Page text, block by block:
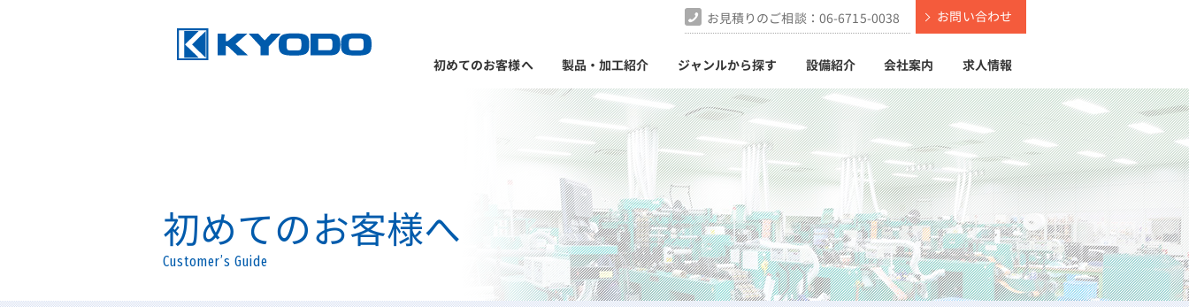
お見積りのご相談： 06-6715-0038 お問い合わせ
初めてのお客様へ 製品・加工紹介 ジャンルから探す 設備紹介 会社案内 求人情報
初めてのお客様へ
Customer’s Guide